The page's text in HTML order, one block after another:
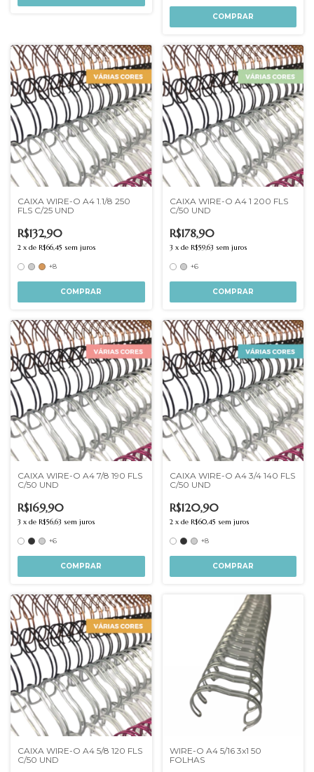
COMPRAR
CAIXA WIRE-O A4 1.1/8 250
FLS C/25 UND
R$132,90
2 x de R$66,45 sem juros
+8
COMPRAR
CAIXA WIRE-O A4 1 200 FLS
C/50 UND
R$178,90
3 x de R$59,63 sem juros
+6
COMPRAR
CAIXA WIRE-O A4 7/8 190 FLS
C/50 UND
R$169,90
3 x de R$56,63 sem juros
+6
COMPRAR
CAIXA WIRE-O A4 3/4 140 FLS
C/50 UND
R$120,90
2 x de R$60,45 sem juros
+8
COMPRAR
CAIXA WIRE-O A4 5/8 120 FLS
C/50 UND
WIRE-O A4 5/16 3x1 50
FOLHAS